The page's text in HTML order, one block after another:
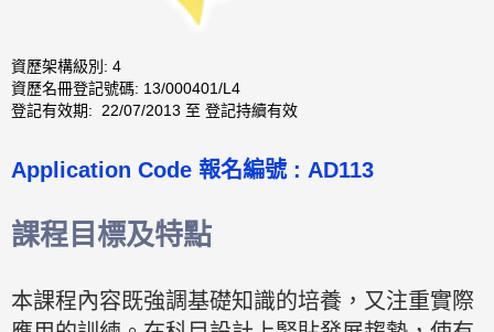
資歷架構級別: 4
資歷名冊登記號碼: 13/000401/L4
登記有效期: 22/07/2013 至 登記持續有效
Application Code 報名編號 : AD113
課程目標及特點
本課程內容既強調基礎知識的培養，又注重實際